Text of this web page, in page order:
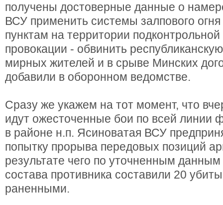
получены достоверные данные о
ВСУ применить системы залпового
пунктам на территории
провокации - обвинить
мирных жителей и в срыве Минских
добавили в оборонном ведомстве.
Сразу же укажем на тот момент, что
идут ожесточенные бои по всей линии
в районе н.п. Ясиноватая ВСУ
попытку прорыва передовых позиций
результате чего по уточненным данным
состава противника составили 20
раненными.